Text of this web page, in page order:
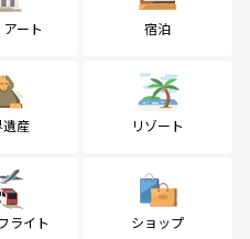
ート 宿泊
遺産 リゾート
ライト ショップ